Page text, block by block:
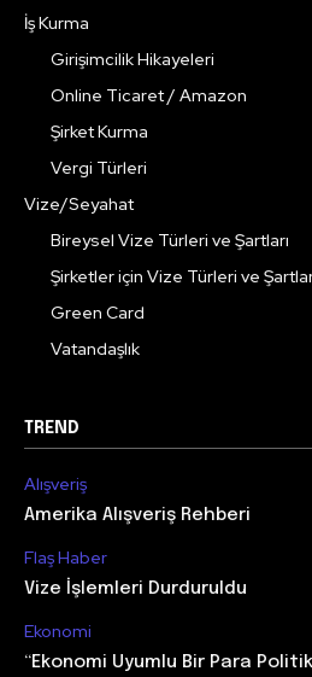
İş Kurma
Girişimcilik Hikayeleri
Online Ticaret / Amazon
Şirket Kurma
Vergi Türleri
Vize/Seyahat
Bireysel Vize Türleri ve Şartları
Şirketler için Vize Türleri ve
Green Card
Vatandaşlık
TREND
Alışveriş
Amerika Alışveriş Rehberi
Flaş Haber
Vize İşlemleri Durduruldu
Ekonomi
“Ekonomi Uyumlu Bir Para